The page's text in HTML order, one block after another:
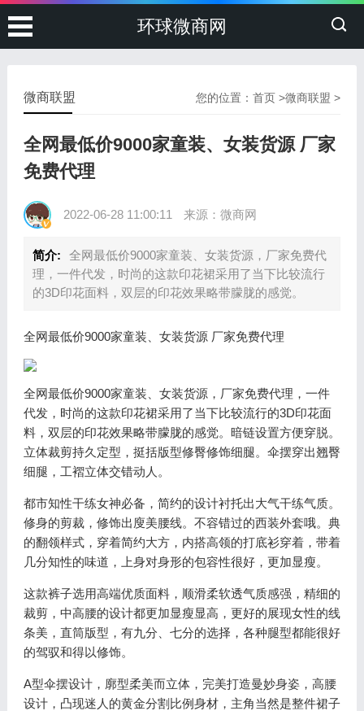
环球微商网
您的位置：首页 >微商联盟 >
微商联盟
全网最低价9000家童装、女装货源 厂家
免费代理
2022-06-28 11:00:11 来源：微商网
简介:
全网最低价9000家童装、女装货源，厂家免费代
理，一件代发，时尚的这款印花裙采用了当下比较流行
的3D印花面料，双层的印花效果略带朦胧的感觉。
全网最低价9000家童装、女装货源 厂家免费代理
全网最低价9000家童装、女装货源，厂家免费代理，一件
代发，时尚的这款印花裙采用了当下比较流行的3D印花面
料，双层的印花效果略带朦胧的感觉。暗链设置方便穿脱。
立体裁剪持久定型，挺括版型修臀修饰细腿。伞摆穿出翘臀
细腿，工褶立体交错动人。
都市知性干练女神必备，简约的设计衬托出大气干练气质。
修身的剪裁，修饰出廋美腰线。不容错过的西装外套哦。典
的翻领样式，穿着简约大方，内搭高领的打底衫穿着，带着
几分知性的味道，上身对身形的包容性很好，更加显瘦。
这款裤子选用高端优质面料，顺滑柔软透气质感强，精细的
裁剪，中高腰的设计都更加显瘦显高，更好的展现女性的线
条美，直筒版型，有九分、七分的选择，各种腿型都能很好
的驾驭和得以修饰。
A型伞摆设计，廓型柔美而立体，完美打造曼妙身姿，高腰
设计，凸现迷人的黄金分割比例身材，主角当然是整件裙子